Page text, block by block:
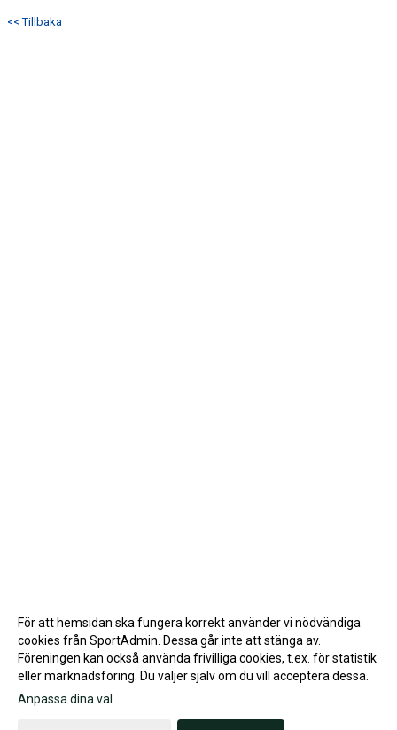
<< Tillbaka
Gå till Webbversion
För att hemsidan ska fungera korrekt använder vi nödvändiga
cookies från SportAdmin. Dessa går inte att stänga av.
Föreningen kan också använda frivilliga cookies, t.ex. för statistik
eller marknadsföring. Du väljer själv om du vill acceptera dessa.
Anpassa dina val